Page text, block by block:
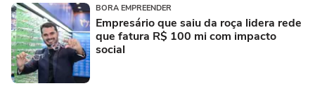
BORA EMPREENDER
Empresário que saiu da roça lidera rede
que fatura R$ 100 mi com impacto
social